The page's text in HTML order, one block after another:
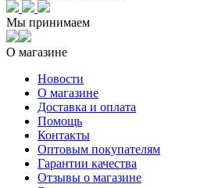
Мы принимаем
О магазине
Новости
О магазине
Доставка и оплата
Помощь
Контакты
Оптовым покупателям
Гарантии качества
Отзывы о магазине